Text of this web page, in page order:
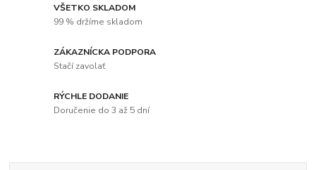
VŠETKO SKLADOM
99 % držíme skladom
ZÁKAZNÍCKA PODPORA
Stačí zavolať
RÝCHLE DODANIE
Doručenie do 3 až 5 dní